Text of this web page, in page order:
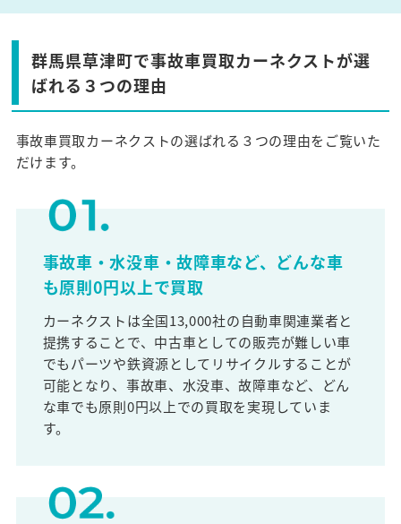
群馬県草津町で事故車買取カーネクストが選
ばれる３つの理由
事故車買取カーネクストの選ばれる３つの理由をご覧いた
だけます。
事故車・水没車・故障車など、どんな車
も原則0円以上で買取
カーネクストは全国13,000社の自動車関連業者と
提携することで、中古車としての販売が難しい車
でもパーツや鉄資源としてリサイクルすることが
可能となり、事故車、水没車、故障車など、どん
な車でも原則0円以上での買取を実現していま
す。